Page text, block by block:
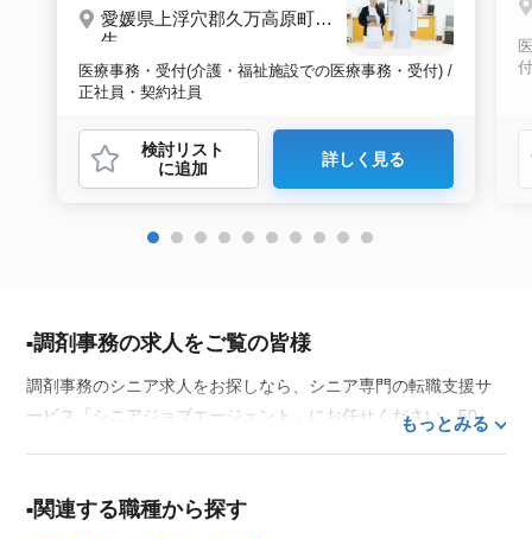
愛媛県上浮穴郡久万高原町菅
生
医療事務・受付(介護・福祉施設での医療事務・受付) /
正社員・契約社員
検討リスト
に追加
詳しく見る
調剤事務の求人をご覧の皆様
調剤事務のシニア求人をお探しなら、シニア専門の転職支援サ
ービス「シニアジョブエージェント」にお任せください。50
にサポートします。この求人を含む
もっとみる
関連する職種から探す